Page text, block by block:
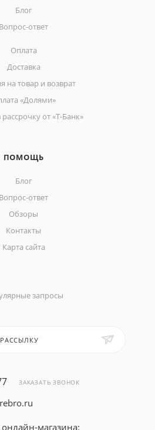
Блог
Вопрос-ответ
Оплата
Доставка
на товар и возврат
«Долями»
от «Т-Банк»
ПОМОЩЬ
Блог
Вопрос-ответ
Обзоры
Контакты
Карта сайта
запросы
ЗАКАЗАТЬ ЗВОНОК
магазина: